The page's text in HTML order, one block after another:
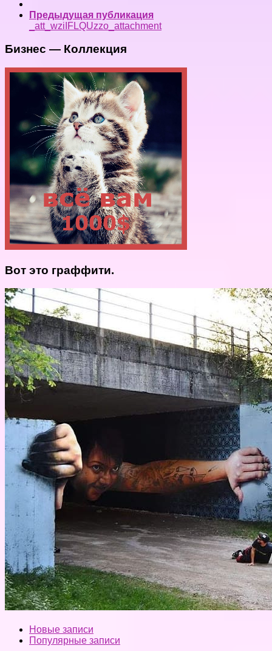
Предыдущая публикация
_att_wziIFLQUzzo_attachment
Бизнес — Коллекция
Вот это граффити.
Новые записи
Популярные записи